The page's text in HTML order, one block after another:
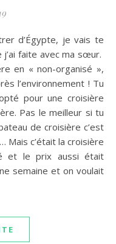
faite avec ma sœur.
en « non-organisé »,
l’environnement ! Tu
pour une croisière
Pas le meilleur si tu
de croisière c’est
Mais c’était la croisière
et le prix aussi était
semaine et on voulait